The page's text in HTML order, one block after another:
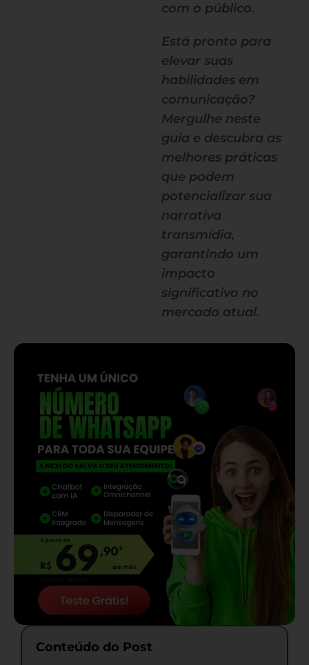
com o público.
Está pronto para
elevar suas
habilidades em
comunicação?
Mergulhe neste
guia e descubra as
melhores práticas
que podem
potencializar sua
narrativa
transmídia,
garantindo um
impacto
significativo no
mercado atual.
Conteúdo do Post